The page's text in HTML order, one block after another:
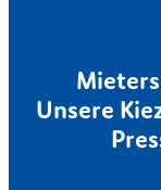
Unsere